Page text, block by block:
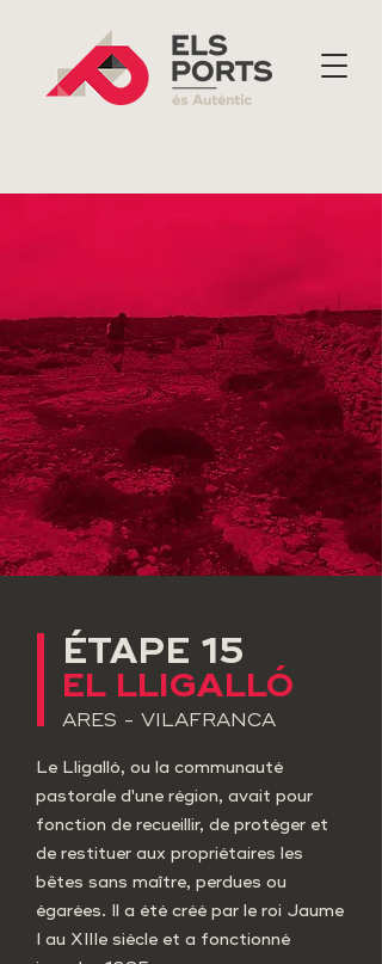
ÉTAPE 15
EL LLIGALLÓ
ARES - VILAFRANCA
Le Lligalló, ou la communauté
pastorale d'une région, avait pour
fonction de recueillir, de protéger et
de restituer aux propriétaires les
bêtes sans maître, perdues ou
égarées. Il a été créé par le roi Jaume
I au XIIIe siècle et a fonctionné